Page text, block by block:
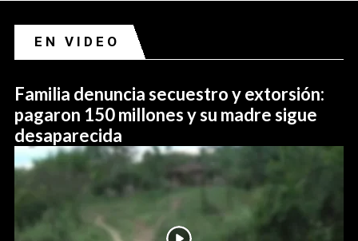
EN VIDEO
Familia denuncia secuestro y extorsión:
pagaron 150 millones y su madre sigue
desaparecida